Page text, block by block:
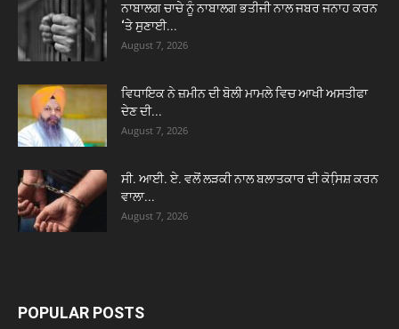
ਨਾਬਾਲਗ ਚਾਚੇ ਨੂੰ ਨਾਬਾਲਗ ਭਤੀਜੀ ਨਾਲ ਜਬਰ ਜਨਾਹ ਕਰਨ
‘ਤੇ ਸੁਣਾਈ...
August 7, 2026
ਵਿਧਾਇਕ ਨੇ ਜ਼ਮੀਨ ਦੀ ਬੋਲੀ ਮਾਮਲੇ ਵਿਚ ਆਖੀ ਅਸਤੀਫਾ
ਦੇਣ ਦੀ...
August 7, 2026
ਸੀ. ਆਈ. ਏ. ਵਲੋਂ ਲੜਕੀ ਨਾਲ ਬਲਾਤਕਾਰ ਦੀ ਕੋਸਿ਼ਸ਼ ਕਰਨ
ਵਾਲਾ...
August 7, 2026
POPULAR POSTS